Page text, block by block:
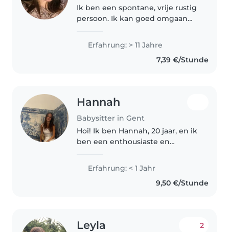
Ik ben een spontane, vrije rustig
persoon. Ik kan goed omgaan
Erfahrung: > 11 Jahre
7,39 €/Stunde
Hannah
Babysitter in Gent
Hoi! Ik ben Hannah, 20 jaar, en ik
ben een enthousiaste en
om samen spelletjes te spelen,
creatief bezig te zijn en kinderen
een leuke tijd te bezorgen...
Erfahrung: < 1 Jahr
9,50 €/Stunde
Leyla 2